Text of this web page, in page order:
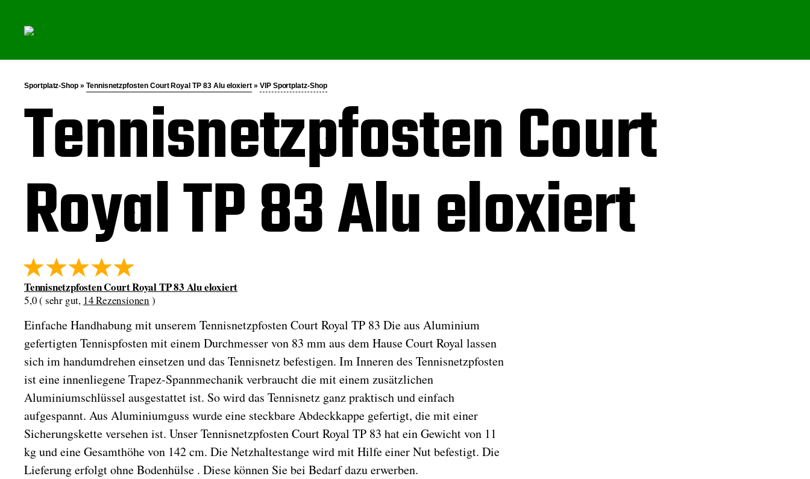
Sportplatz-Shop » Tennisnetzpfosten Court Royal TP 83 Alu eloxiert » VIP Sportplatz-Shop
Tennisnetzpfosten Court
Royal TP 83 Alu eloxiert
Tennisnetzpfosten Court Royal TP 83 Alu eloxiert
5,0 ( sehr gut, 14 Rezensionen )
Einfache Handhabung mit unserem Tennisnetzpfosten Court Royal TP 83 Die aus Aluminium
gefertigten Tennispfosten mit einem Durchmesser von 83 mm aus dem Hause Court Royal lassen
sich im handumdrehen einsetzen und das Tennisnetz befestigen. Im Inneren des Tennisnetzpfosten
ist eine innenliegene Trapez-Spannmechanik verbraucht die mit einem zusätzlichen
Aluminiumschlüssel ausgestattet ist. So wird das Tennisnetz ganz praktisch und einfach
aufgespannt. Aus Aluminiumguss wurde eine steckbare Abdeckkappe gefertigt, die mit einer
Sicherungskette versehen ist. Unser Tennisnetzpfosten Court Royal TP 83 hat ein Gewicht von 11
kg und eine Gesamthöhe von 142 cm. Die Netzhaltestange wird mit Hilfe einer Nut befestigt. Die
Lieferung erfolgt ohne Bodenhülse . Diese können Sie bei Bedarf dazu erwerben.